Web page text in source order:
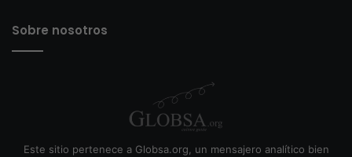
Sobre nosotros
Este sitio pertenece a Globsa.org, un mensajero analítico bien